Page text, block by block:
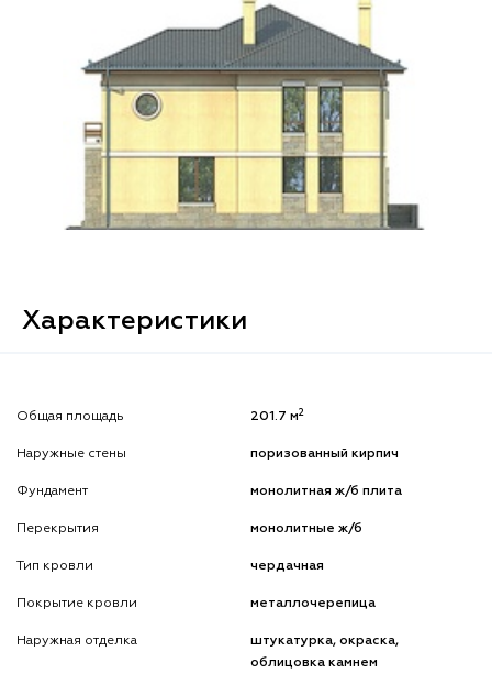
Характеристики
Общая площадь 201.7 м2
Наружные стены поризованный кирпич
Фундамент монолитная ж/б плита
Перекрытия монолитные ж/б
Тип кровли чердачная
Покрытие кровли металлочерепица
Наружная отделка
штукатурка, окраска,
облицовка камнем